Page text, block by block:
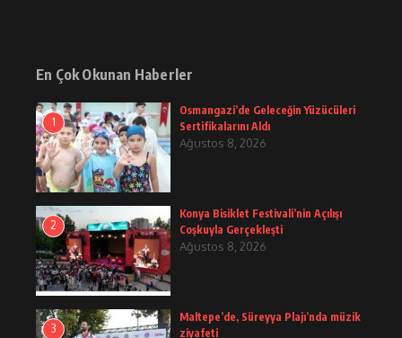
En Çok Okunan Haberler
1
Osmangazi’de Geleceğin Yüzücüleri
Sertifikalarını Aldı
Ağustos 8, 2026
2
Konya Bisiklet Festivali’nin Açılışı
Coşkuyla Gerçekleşti
Ağustos 8, 2026
3
Maltepe’de, Süreyya Plajı’nda müzik
ziyafeti